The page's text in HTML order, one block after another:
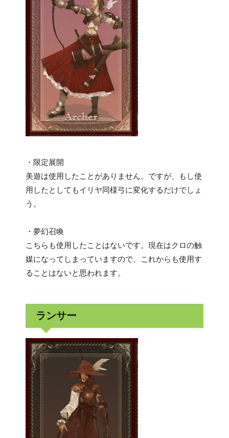
・限定展開
美遊は使用したことがありません。ですが、もし使
用したとしてもイリヤ同様弓に変化するだけでしょ
う。
・夢幻召喚
こちらも使用したことはないです。現在はクロの触
媒になってしまっていますので、これからも使用す
ることはないと思われます。
ランサー